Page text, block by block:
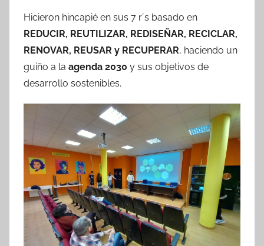
Hicieron hincapié en sus 7 r´s basado en
REDUCIR, REUTILIZAR, REDISEÑAR, RECICLAR,
RENOVAR, REUSAR y RECUPERAR, haciendo un
guiño a la agenda 2030 y sus objetivos de
desarrollo sostenibles.